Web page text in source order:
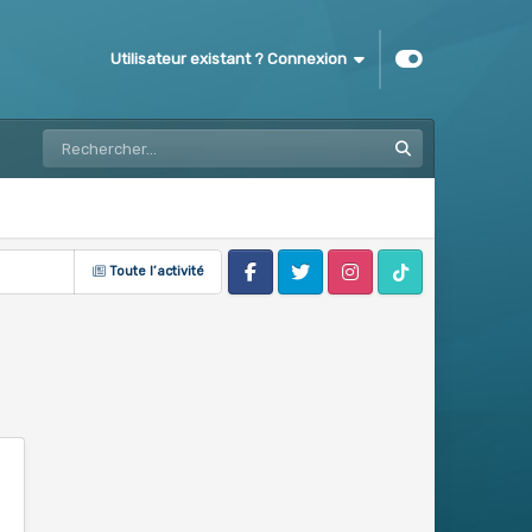
Utilisateur existant ? Connexion
Toute l’activité
FacebookTwitter InstagramTik Tok